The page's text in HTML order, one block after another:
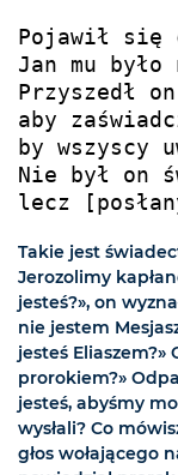
Pojawił się
Jan mu
Przyszedł
aby
by wszyscy
Nie był on
lecz
Takie jest
Jerozolimy
jesteś?», on
nie jestem
jesteś Eliaszem?»
prorokiem?»
jesteś, abyśmy
wysłali? Co
głos wołającego